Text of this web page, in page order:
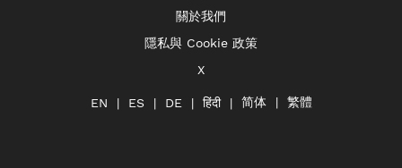
關於我們
隱私與 Cookie 政策
X
EN ES DE हिंदी 简体 繁體